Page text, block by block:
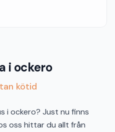
i ockero
kötid
i ockero? Just nu finns
oss hittar du allt från